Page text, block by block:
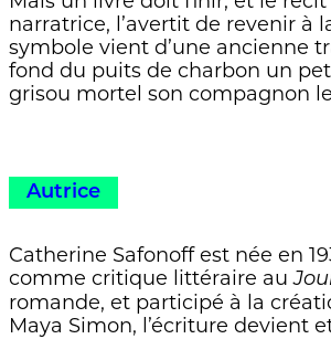
narratrice, l’avertit de revenir à
symbole vient d’une ancienne
fond du puits de charbon un
grisou mortel son compagnon
Autrice
Catherine Safonoff est née en
comme critique littéraire au
romande, et participé à la
Maya Simon, l’écriture devient